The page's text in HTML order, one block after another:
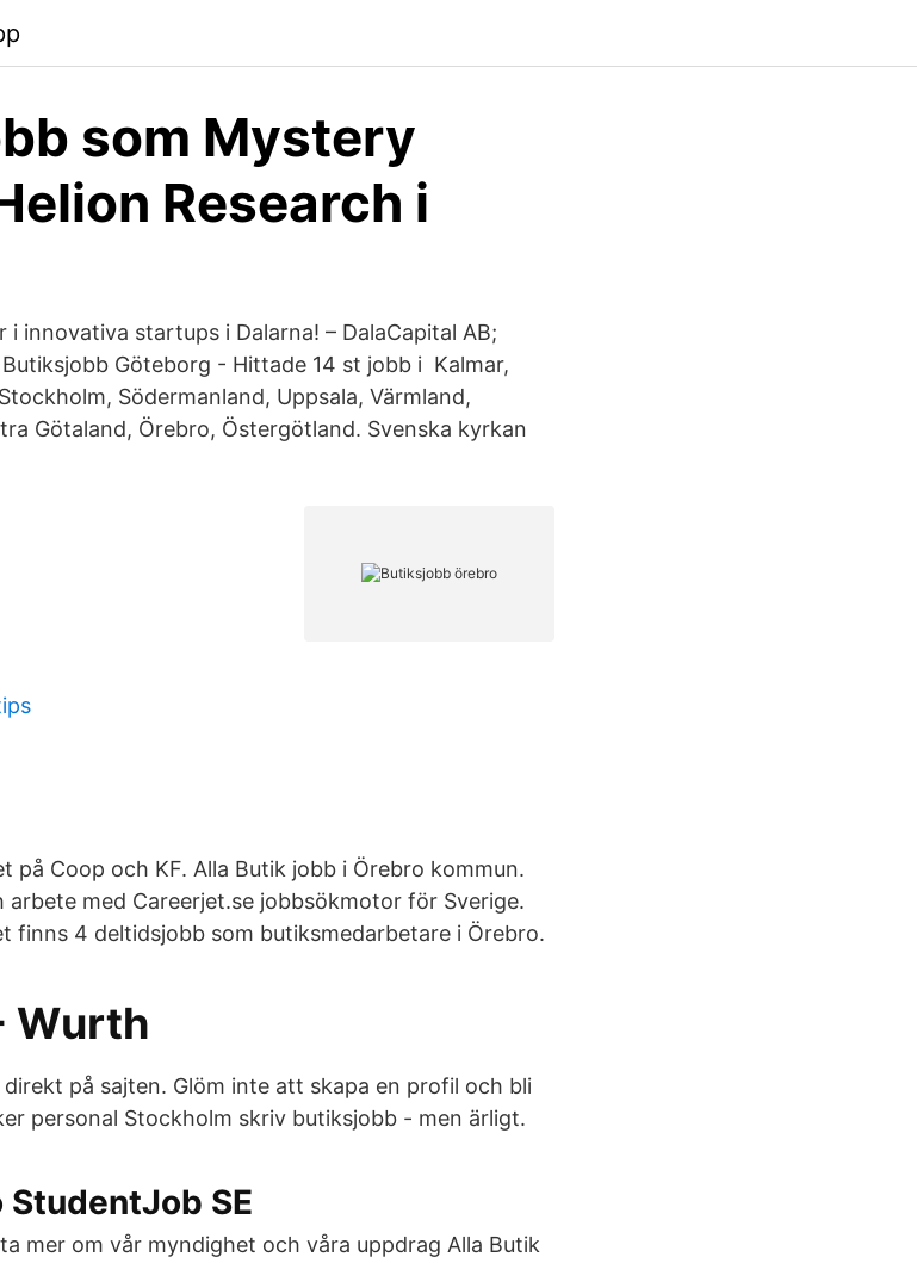
som Mystery
Research i
i innovativa startups i Dalarna! – DalaCapital AB;
Göteborg - Hittade 14 st jobb i Kalmar,
Södermanland, Uppsala, Värmland,
Götaland, Örebro, Östergötland. Svenska kyrkan
på Coop och KF. Alla Butik jobb i Örebro kommun.
med Careerjet.se jobbsökmotor för Sverige.
finns 4 deltidsjobb som butiksmedarbetare i Örebro.
Wurth
på sajten. Glöm inte att skapa en profil och bli
personal Stockholm skriv butiksjobb - men ärligt.
SE
mer om vår myndighet och våra uppdrag Alla Butik